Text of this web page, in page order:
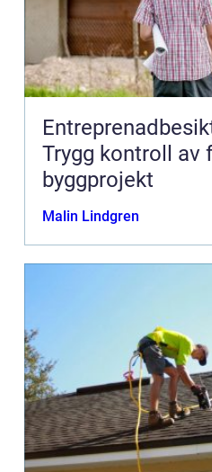
Trygg kontroll av
byggprojekt
Malin Lindgren